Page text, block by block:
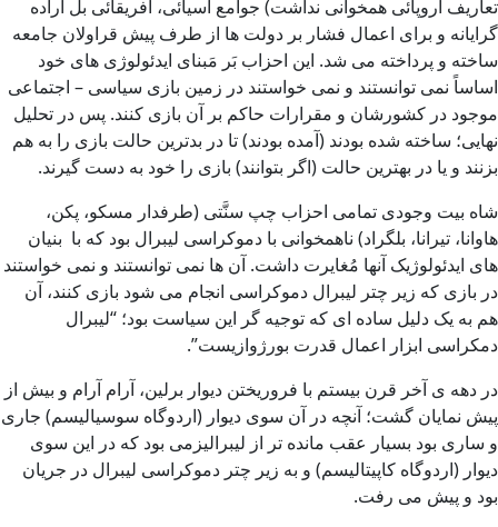
تعاریف اروپائی همخوانی نداشت) جوامع آسیائی، آفریقائی بل اراده
گرایانه و برای اعمال فشار بر دولت ها از طرف پیش قراولان جامعه
ساخته و پرداخته می شد. این احزاب بَر مَبنای ایدئولوژی های خود
اساساً نمی توانستند و نمی خواستند در زمین بازی سیاسی – اجتماعی
موجود در کشورشان و مقرارات حاکم بر آن بازی کنند. پس در تحلیل
نهایی؛ ساخته شده بودند (آمده بودند) تا در بدترین حالت بازی را به هم
بزنند و یا در بهترین حالت (اگر بتوانند) بازی را خود به دست گیرند.
شاه بیت وجودی تمامی احزاب چپ سنَّتی (طرفدار مسکو، پکن،
هاوانا، تیرانا، بلگراد) ناهمخوانی با دموکراسی لیبرال بود که با بنیان
های ایدئولوژیک آنها مُغایرت داشت. آن ها نمی توانستند و نمی خواستند
در بازی که زیر چتر لیبرال دموکراسی انجام می شود بازی کنند، آن
هم به یک دلیل ساده ای که توجیه گر این سیاست بود؛ “لیبرال
دمکراسی ابزار اعمال قدرت بورژوازیست”.
در دهه ی آخر قرن بیستم با فروریختن دیوار برلین، آرام آرام و بیش از
پیش نمایان گشت؛ آنچه در آن سوی دیوار (اردوگاه سوسیالیسم) جاری
و ساری بود بسیار عقب مانده تر از لیبرالیزمی بود که در این سوی
دیوار (اردوگاه کاپیتالیسم) و به زیر چتر دموکراسی لیبرال در جریان
بود و پیش می رفت.